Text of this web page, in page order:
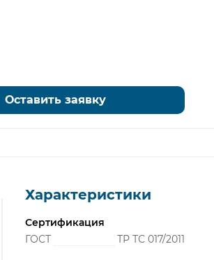
Оставить заявку
Характеристики
Сертификация
ГОСТ
ТР ТС 017/2011